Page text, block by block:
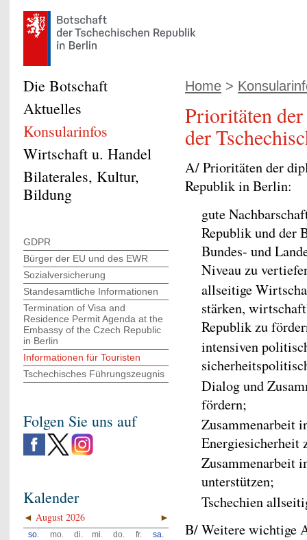
Home >
Prioritäten
der
A/ Prioritäten der
Republik in Berlin:
gute
Republik und der
Bundes- und
Niveau zu
allseitige
stärken,
Republik zu
intensiven
Dialog und
fördern;
Zusammenarbeit
Energiesicherheit
Zusammenarbeit
unterstützen;
Tschechien
B/ Weitere wichtige
Die Botschaft
Aktuelles
Konsularinfos
Wirtschaft u. Handel
Bilaterales, Kultur,
Bildung
GDPR
Bürger der EU und des EWR
Sozialversicherung
Standesamtliche Informationen
Termination of Visa and
Residence Permit Agenda at the
Embassy of the Czech Republic
in Berlin
Informationen für Touristen
Tschechisches Führungszeugnis
Folgen Sie uns auf
Kalender
◄ ►
August 2026
so. mo. di. mi. do. fr.
sa.